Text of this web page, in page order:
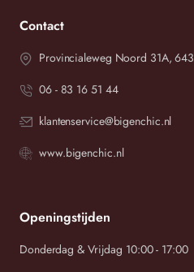
Contact
Provincialeweg Noord 31A,
06 - 83 16 51 44
klantenservice@bigenchic.nl
www.bigenchic.nl
Openingstijden
Donderdag & Vrijdag 10:00 - 17:00